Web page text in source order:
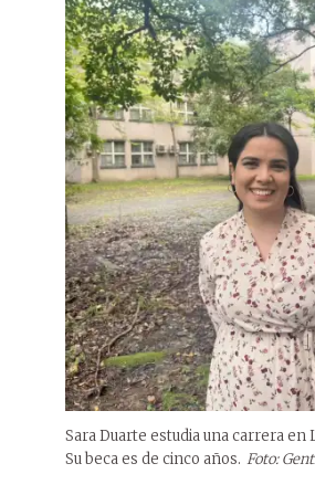
Sara Duarte estudia una carrera en
Su beca es de cinco años. Foto: